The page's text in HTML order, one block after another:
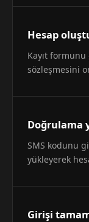
Hesap
Kayıt
sözleşmesini
Doğrulama
SMS kodunu
yükleyerek
Girişi